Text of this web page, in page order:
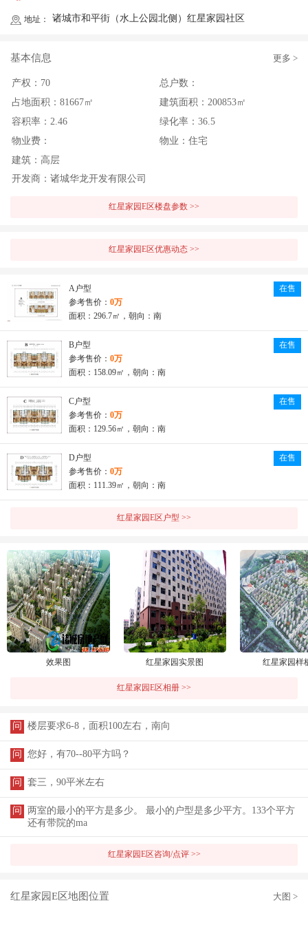
地址： 诸城市和平街（水上公园北侧）红星家园社区
基本信息 更多 >
产权： 70
总户数：
占地面积： 81667㎡ 建筑面积： 200853㎡
容积率： 2.46 绿化率： 36.5
物业费：
物业： 住宅
建筑： 高层
开发商： 诸城华龙开发有限公司
红星家园E区楼盘参数 >>
红星家园E区优惠动态 >>
A户型
参考售价： 0万
面积：296.7㎡，朝向：南
在售
B户型
参考售价： 0万
面积：158.09㎡，朝向：南
在售
C户型
参考售价： 0万
面积：129.56㎡，朝向：南
在售
D户型
参考售价： 0万
面积：111.39㎡，朝向：南
在售
红星家园E区户型 >>
效果图 红星家园实景图 红星家园样
红星家园E区相册 >>
问 楼层要求6-8，面积100左右，南向
问 您好，有70--80平方吗？
问 套三，90平米左右
问
两室的最小的平方是多少。 最小的户型是多少平方。133个平方
还有带院的ma
红星家园E区咨询/点评 >>
红星家园E区地图位置 大图 >